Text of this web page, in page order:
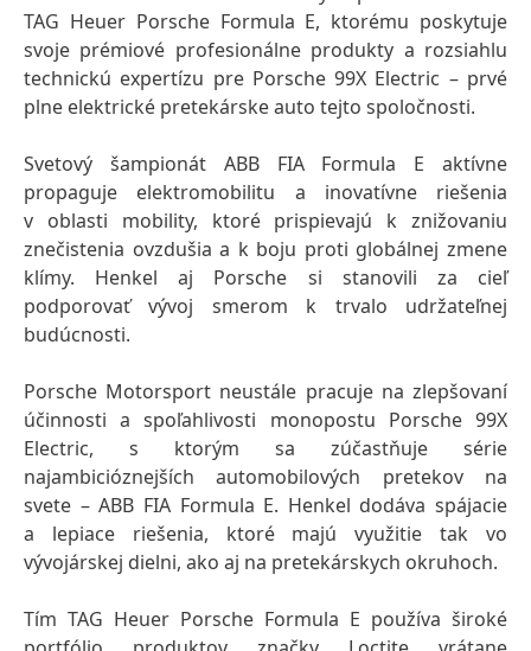
TAG Heuer Porsche Formula E, ktorému poskytuje
svoje prémiové profesionálne produkty a rozsiahlu
technickú expertízu pre Porsche 99X Electric – prvé
plne elektrické pretekárske auto tejto spoločnosti.
Svetový šampionát ABB FIA Formula E aktívne
propaguje elektromobilitu a inovatívne riešenia
v oblasti mobility, ktoré prispievajú k znižovaniu
znečistenia ovzdušia a k boju proti globálnej zmene
klímy. Henkel aj Porsche si stanovili za cieľ
podporovať vývoj smerom k trvalo udržateľnej
budúcnosti.
Porsche Motorsport neustále pracuje na zlepšovaní
účinnosti a spoľahlivosti monopostu Porsche 99X
Electric, s ktorým sa zúčastňuje série
najambicióznejších automobilových pretekov na
svete – ABB FIA Formula E. Henkel dodáva spájacie
a lepiace riešenia, ktoré majú využitie tak vo
vývojárskej dielni, ako aj na pretekárskych okruhoch.
Tím TAG Heuer Porsche Formula E používa široké